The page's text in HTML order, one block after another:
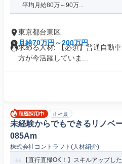
平均月給80万～90万...
東京都台東区
月給70万円～200万円
求める人材: 【必須】普通自動
方が今活躍していま...
正社員
未経験からでもできるリノベ
085Am
株式会社コントラフト(人材紹介)
【直行直帰OK！】スキルアップ